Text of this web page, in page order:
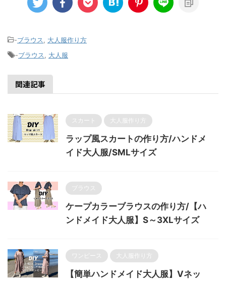
-ブラウス, 大人服作り方
-ブラウス, 大人服
関連記事
スカート 大人服作り方
ラップ風スカートの作り方/ハンドメ
イド大人服/SMLサイズ
ブラウス
ケープカラーブラウスの作り方/【ハ
ンドメイド大人服】S～3XLサイズ
ワンピース 大人服作り方
【簡単ハンドメイド大人服】Vネッ